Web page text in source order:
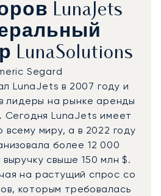
LunaJets
LunaSolutions
Segard
LunaJets в 2007 году и
лидеры на рынке аренды
Сегодня LunaJets имеет
всему миру, а в 2022 году
более 12 000
свыше 150 млн $.
на растущий спрос со
которым требовалась